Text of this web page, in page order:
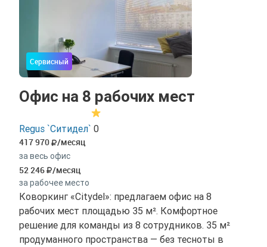
Сервисный
Офис на 8 рабочих мест
Regus `Ситидел` 0
417 970 /месяц
за весь офис
52 246 /месяц
за рабочее место
Коворкинг «Citydel»: предлагаем офис на 8
рабочих мест площадью 35 м². Комфортное
решение для команды из 8 сотрудников. 35 м²
продуманного пространства — без тесноты в